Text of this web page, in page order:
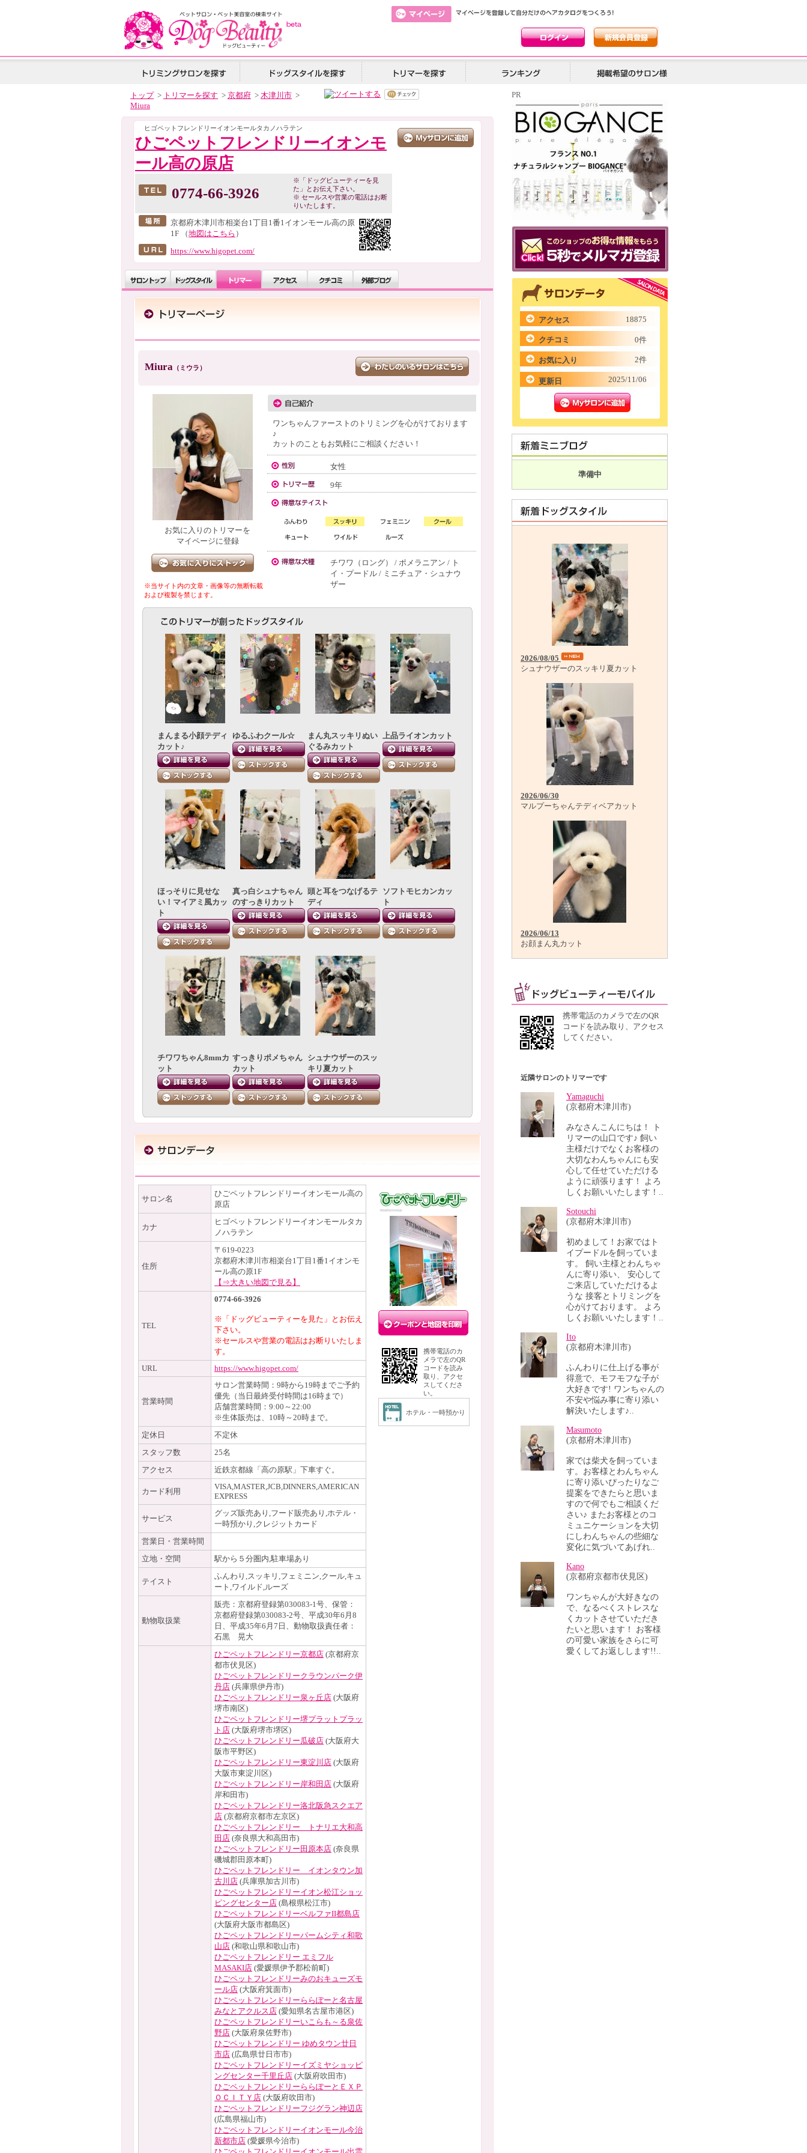
トップ> トリマーを探す > 京都府 > 木津川市 >
Miura
ヒゴペットフレンドリーイオンモールタカノハラテン
ひごペットフレンドリーイオンモ
ール高の原店
0774-66-3926
※「ドッグビューティーを見
た」とお伝え下さい。
※ セールスや営業の電話はお断
りいたします。
京都府木津川市相楽台1丁目1番1イオンモール高の原
1F （地図はこちら ）
https://www.higopet.com/
Miura （ミウラ）
お気に入りのトリマーを
マイページに登録
※当サイト内の文章・画像等の無断転載
および複製を禁じます。
ワンちゃんファーストのトリミングを心がけております
♪
カットのこともお気軽にご相談ください！
女性
9年
チワワ（ロング） / ポメラニアン / ト
イ・プードル / ミニチュア・シュナウ
ザー
まんまる小顔テディ
カット♪
ゆるふわクール☆
まん丸スッキリぬい
ぐるみカット
上品ライオンカット
ほっそりに見せな
い！マイアミ風カッ
ト
真っ白シュナちゃん
のすっきりカット
頭と耳をつなげるテ
ディ
ソフトモヒカンカッ
ト
チワワちゃん8mmカ
ット
すっきりポメちゃん
カット
シュナウザーのスッ
キリ夏カット
サロン名
ひごペットフレンドリーイオンモール高の
原店
カナ
ヒゴペットフレンドリーイオンモールタカ
ノハラテン
住所
〒619-0223
京都府木津川市相楽台1丁目1番1イオンモ
ール高の原1F
【⇒大きい地図で見る】
TEL
0774-66-3926
※「ドッグビューティーを見た」とお伝え
下さい。
※セールスや営業の電話はお断りいたしま
す。
URL
https://www.higopet.com/
営業時間
サロン営業時間：9時から19時までご予約
優先（当日最終受付時間は16時まで）
店舗営業時間：9:00～22:00
※生体販売は、10時～20時まで。
定休日
不定休
スタッフ数
25名
アクセス
近鉄京都線「高の原駅」下車すぐ。
カード利用
VISA,MASTER,JCB,DINNERS,AMERICAN
EXPRESS
サービス
グッズ販売あり,フード販売あり,ホテル・
一時預かり,クレジットカード
営業日・営業時間
立地・空間
駅から５分圏内,駐車場あり
テイスト
ふんわり,スッキリ,フェミニン,クール,キュ
ート,ワイルド,ルーズ
動物取扱業
販売：京都府登録第030083-1号、保管：
京都府登録第030083-2号、平成30年6月8
日、平成35年6月7日、動物取扱責任者：
石黒 晃大
ひごペットフレンドリー京都店 (京都府京
都市伏見区)
ひごペットフレンドリークラウンパーク伊
丹店 (兵庫県伊丹市)
ひごペットフレンドリー泉ヶ丘店 (大阪府
堺市南区)
ひごペットフレンドリー堺プラットプラッ
ト店 (大阪府堺市堺区)
ひごペットフレンドリー瓜破店 (大阪府大
阪市平野区)
ひごペットフレンドリー東淀川店 (大阪府
大阪市東淀川区)
ひごペットフレンドリー岸和田店 (大阪府
岸和田市)
ひごペットフレンドリー洛北阪急スクエア
店 (京都府京都市左京区)
ひごペットフレンドリー トナリエ大和高
田店 (奈良県大和高田市)
ひごペットフレンドリー田原本店 (奈良県
磯城郡田原本町)
ひごペットフレンドリー イオンタウン加
古川店 (兵庫県加古川市)
ひごペットフレンドリーイオン松江ショッ
ピングセンター店 (島根県松江市)
ひごペットフレンドリーベルファII都島店
(大阪府大阪市都島区)
ひごペットフレンドリーパームシティ和歌
山店 (和歌山県和歌山市)
ひごペットフレンドリー エミフル
MASAKI店 (愛媛県伊予郡松前町)
ひごペットフレンドリーみのおキューズモ
ール店 (大阪府箕面市)
ひごペットフレンドリーららぽーと名古屋
みなとアクルス店 (愛知県名古屋市港区)
ひごペットフレンドリーいこらも～る泉佐
野店 (大阪府泉佐野市)
ひごペットフレンドリー ゆめタウン廿日
市店 (広島県廿日市市)
ひごペットフレンドリーイズミヤショッピ
ングセンター千里丘店 (大阪府吹田市)
ひごペットフレンドリーららぽーとＥＸＰ
ＯＣＩＴＹ店 (大阪府吹田市)
ひごペットフレンドリーフジグラン神辺店
(広島県福山市)
ひごペットフレンドリーイオンモール今治
新都市店 (愛媛県今治市)
携帯電話のカ
メラで左のQR
コードを読み
取り、アクセ
スしてくださ
い。
ホテル・一時預かり
PR
アクセス 18875
クチコミ 0件
お気に入り 2件
更新日 2025/11/06
準備中
2026/08/05
シュナウザーのスッキリ夏カット
2026/06/30
マルプーちゃんテディベアカット
2026/06/13
お顔まん丸カット
携帯電話のカメラで左のQR
コードを読み取り、アクセス
してください。
近隣サロンのトリマーです
Yamaguchi
(京都府木津川市)
みなさんこんにちは！ ト
リマーの山口です♪ 飼い
主様だけでなくお客様の
大切なわんちゃんにも安
心して任せていただける
ように頑張ります！ よろ
しくお願いいたします！..
Sotouchi
(京都府木津川市)
初めまして！お家ではト
イプードルを飼っていま
す。 飼い主様とわんちゃ
んに寄り添い、 安心して
ご来店していただけるよ
うな 接客とトリミングを
心がけております。 よろ
しくお願いいたします！..
Ito
(京都府木津川市)
ふんわりに仕上げる事が
得意で、モフモフな子が
大好きです! ワンちゃんの
不安や悩み事に寄り添い
解決いたします♪..
Masumoto
(京都府木津川市)
家では柴犬を飼っていま
す。お客様とわんちゃん
に寄り添いぴったりなご
提案をできたらと思いま
すので何でもご相談くだ
さい♪ またお客様とのコ
ミュニケーションを大切
にしわんちゃんの些細な
変化に気づいてあげれ..
Kano
(京都府京都市伏見区)
ワンちゃんが大好きなの
で、なるべくストレスな
くカットさせていただき
たいと思います！ お客様
の可愛い家族をさらに可
愛くしてお返しします!!..